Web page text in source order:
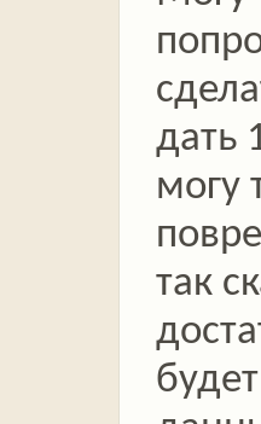
дать
могу
так